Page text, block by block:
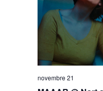
novembre 21